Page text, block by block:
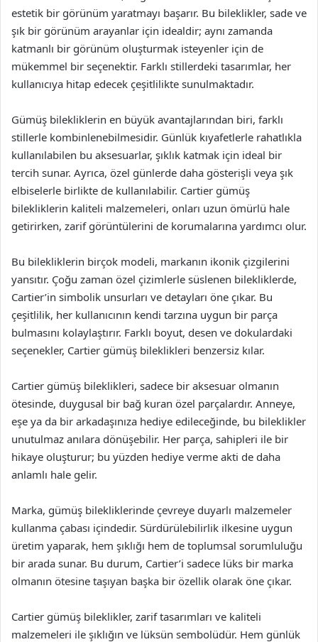
estetik bir görünüm yaratmayı başarır. Bu bileklikler, sade ve
şık bir görünüm arayanlar için idealdir; aynı zamanda
katmanlı bir görünüm oluşturmak isteyenler için de
mükemmel bir seçenektir. Farklı stillerdeki tasarımlar, her
kullanıcıya hitap edecek çeşitlilikte sunulmaktadır.
Gümüş bilekliklerin en büyük avantajlarından biri, farklı
stillerle kombinlenebilmesidir. Günlük kıyafetlerle rahatlıkla
kullanılabilen bu aksesuarlar, şıklık katmak için ideal bir
tercih sunar. Ayrıca, özel günlerde daha gösterişli veya şık
elbiselerle birlikte de kullanılabilir. Cartier gümüş
bilekliklerin kaliteli malzemeleri, onları uzun ömürlü hale
getirirken, zarif görüntülerini de korumalarına yardımcı olur.
Bu bilekliklerin birçok modeli, markanın ikonik çizgilerini
yansıtır. Çoğu zaman özel çizimlerle süslenen bilekliklerde,
Cartier’in simbolik unsurları ve detayları öne çıkar. Bu
çeşitlilik, her kullanıcının kendi tarzına uygun bir parça
bulmasını kolaylaştırır. Farklı boyut, desen ve dokulardaki
seçenekler, Cartier gümüş bileklikleri benzersiz kılar.
Cartier gümüş bileklikleri, sadece bir aksesuar olmanın
ötesinde, duygusal bir bağ kuran özel parçalardır. Anneye,
eşe ya da bir arkadaşınıza hediye edileceğinde, bu bileklikler
unutulmaz anılara dönüşebilir. Her parça, sahipleri ile bir
hikaye oluşturur; bu yüzden hediye verme akti de daha
anlamlı hale gelir.
Marka, gümüş bilekliklerinde çevreye duyarlı malzemeler
kullanma çabası içindedir. Sürdürülebilirlik ilkesine uygun
üretim yaparak, hem şıklığı hem de toplumsal sorumluluğu
bir arada sunar. Bu durum, Cartier’i sadece lüks bir marka
olmanın ötesine taşıyan başka bir özellik olarak öne çıkar.
Cartier gümüş bileklikler, zarif tasarımları ve kaliteli
malzemeleri ile şıklığın ve lüksün sembolüdür. Hem günlük